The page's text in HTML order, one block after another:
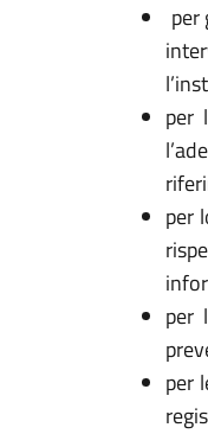
per
per
per
per
per